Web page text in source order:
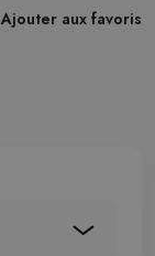
Ajouter aux favoris